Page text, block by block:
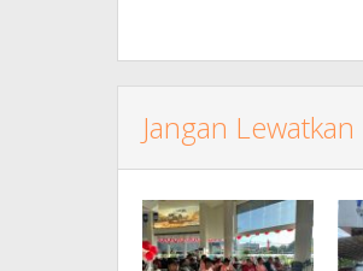
Jangan Lewatkan